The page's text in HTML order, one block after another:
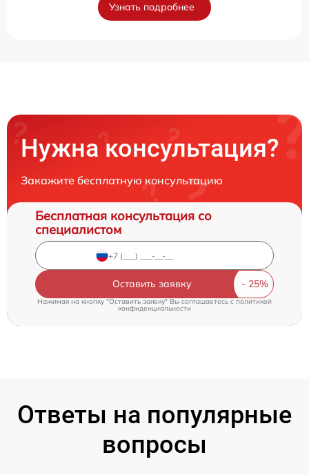
Узнать подробнее
Нужна консультация?
Закажите бесплатную консультацию
Бесплатная консультация со
специалистом
Оставить заявку
Нажимая на кнопку "Оставить заявку" Вы соглашаетесь c политикой
конфиденциальности
Ответы на популярные
вопросы